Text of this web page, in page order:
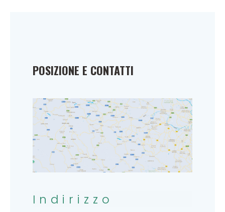
POSIZIONE E CONTATTI
Indirizzo